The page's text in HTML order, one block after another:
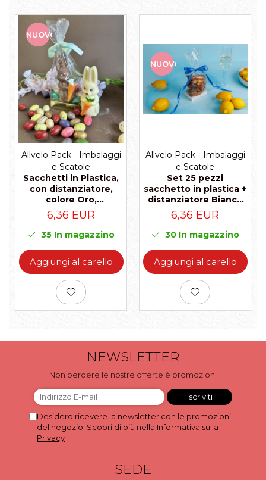
NUOVO
Allvelo Pack - Imbalaggi
e Scatole
Sacchetti in Plastica,
con distanziatore,
colore Oro,
80X50X240MM
6,36 EUR
35 In magazzino
Aggiungi al carello
NUOVO
Allvelo Pack - Imbalaggi
e Scatole
Set 25 pezzi
sacchetto in plastica +
distanziatore Bianco
80X50X240MM
6,36 EUR
30In magazzino
Aggiungi al carello
NEWSLETTER
Non perdere le nostre offerte è promozioni
Desidero ricevere la newsletter con le promozioni
del negozio. Scopri di più nella Informativa sulla
Privacy
SEDE